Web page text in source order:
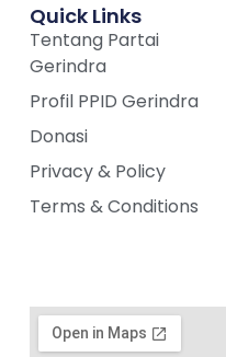
Quick Links
Tentang Partai
Gerindra
Profil PPID Gerindra
Donasi
Privacy & Policy
Terms & Conditions